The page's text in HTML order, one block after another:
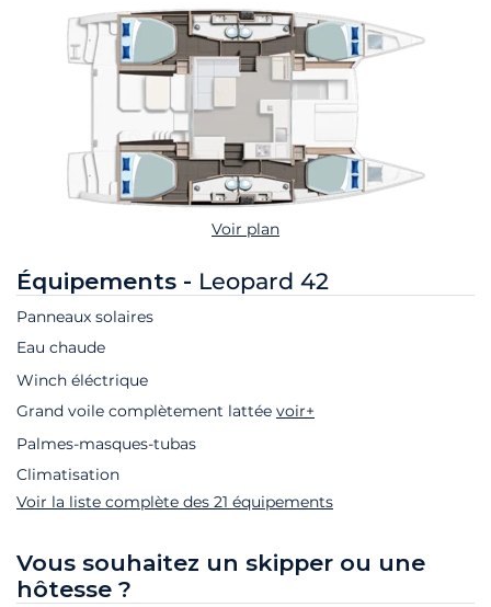
Voir plan
Équipements - Leopard 42
Panneaux solaires
Eau chaude
Winch éléctrique
Grand voile complètement lattée voir+
Palmes-masques-tubas
Climatisation
Voir la liste complète des 21 équipements
Vous souhaitez un skipper ou une
hôtesse ?